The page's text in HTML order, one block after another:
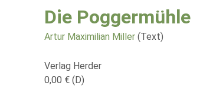
Die Poggermühle
Artur Maximilian Miller (Text)
Verlag Herder
0,00 € (D)